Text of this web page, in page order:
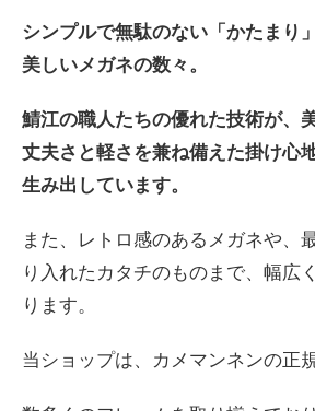
シンプルで無駄のない「かたまり
美しいメガネの数々。
鯖江の職人たちの優れた技術が、
丈夫さと軽さを兼ね備えた掛け心
生み出しています。
また、レトロ感のあるメガネや、
り入れたカタチのものまで、幅広
ります。
当ショップは、カメマンネンの正